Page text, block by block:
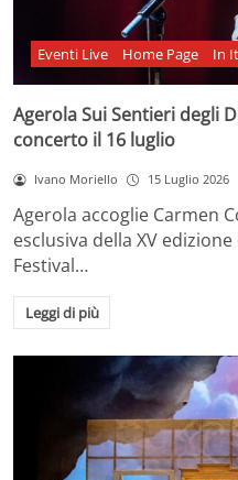
Eventi Live Home Page In
Agerola Sui Sentieri degli
concerto il 16 luglio
Ivano Moriello 15 Luglio 2026
Agerola accoglie Carmen
esclusiva della XV
Festival…
Leggi di più